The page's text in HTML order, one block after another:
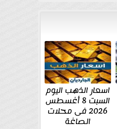
اسعار الذهب اليوم
السبت 8 أغسطس
2026 فى محلات
الصاغة